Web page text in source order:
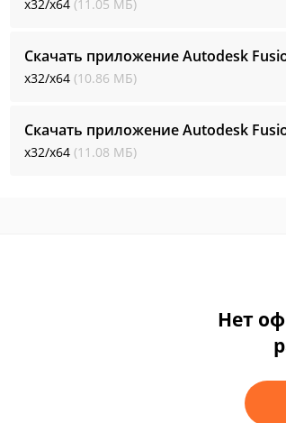
x32/x64 (11.05 МБ)
Скачать приложение Autodesk
x32/x64 (10.86 МБ)
Скачать приложение Autodesk
x32/x64 (11.08 МБ)
Нет